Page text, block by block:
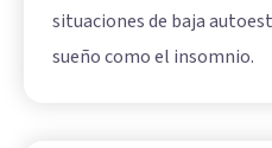
situaciones de baja
sueño como el insomnio.